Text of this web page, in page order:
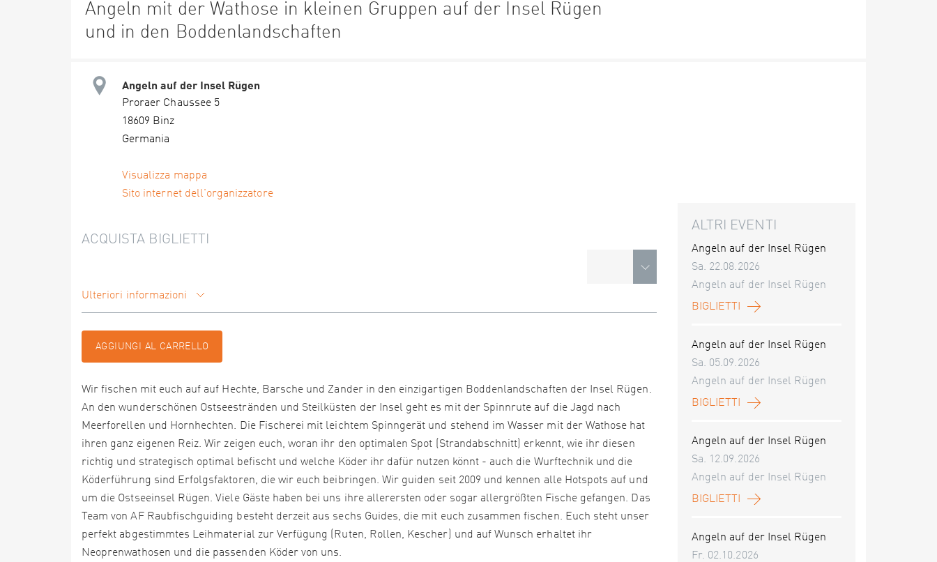
Angeln mit der Wathose in kleinen Gruppen auf der Insel Rügen
und in den Boddenlandschaften
Angeln auf der Insel Rügen
Proraer Chaussee 5
18609 Binz
Germania
Visualizza mappa
Sito internet dell'organizzatore
ACQUISTA BIGLIETTI
Ulteriori informazioni
AGGIUNGI AL CARRELLO
Wir fischen mit euch auf auf Hechte, Barsche und Zander in den einzigartigen Boddenlandschaften der Insel Rügen.
An den wunderschönen Ostseestränden und Steilküsten der Insel geht es mit der Spinnrute auf die Jagd nach
Meerforellen und Hornhechten. Die Fischerei mit leichtem Spinngerät und stehend im Wasser mit der Wathose hat
ihren ganz eigenen Reiz. Wir zeigen euch, woran ihr den optimalen Spot (Strandabschnitt) erkennt, wie ihr diesen
richtig und strategisch optimal befischt und welche Köder ihr dafür nutzen könnt - auch die Wurftechnik und die
Köderführung sind Erfolgsfaktoren, die wir euch beibringen. Wir guiden seit 2009 und kennen alle Hotspots auf und
um die Ostseeinsel Rügen. Viele Gäste haben bei uns ihre allerersten oder sogar allergrößten Fische gefangen. Das
Team von AF Raubfischguiding besteht derzeit aus sechs Guides, die mit euch zusammen fischen. Euch steht unser
perfekt abgestimmtes Leihmaterial zur Verfügung (Ruten, Rollen, Kescher) und auf Wunsch erhaltet ihr
Neoprenwathosen und die passenden Köder von uns.
ALTRI EVENTI
Angeln auf der Insel Rügen
Sa. 22.08.2026
Angeln auf der Insel Rügen
BIGLIETTI
Angeln auf der Insel Rügen
Sa. 05.09.2026
Angeln auf der Insel Rügen
BIGLIETTI
Angeln auf der Insel Rügen
Sa. 12.09.2026
Angeln auf der Insel Rügen
BIGLIETTI
Angeln auf der Insel Rügen
Fr. 02.10.2026